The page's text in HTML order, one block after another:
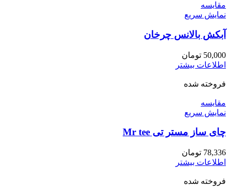
مقايسه
نمایش سریع
آبکش بالانس چرخان
50,000 تومان
اطلاعات بیشتر
فروخته شده
مقايسه
نمایش سریع
چای ساز مستر تی Mr tee
78,336 تومان
اطلاعات بیشتر
فروخته شده